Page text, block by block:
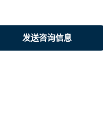
发送咨询信息